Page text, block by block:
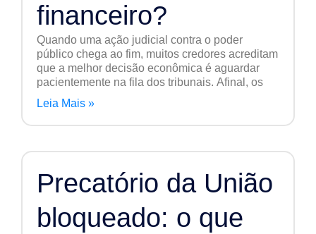
financeiro?
Quando uma ação judicial contra o poder
público chega ao fim, muitos credores acreditam
que a melhor decisão econômica é aguardar
pacientemente na fila dos tribunais. Afinal, os
Leia Mais »
Precatório da União
bloqueado: o que